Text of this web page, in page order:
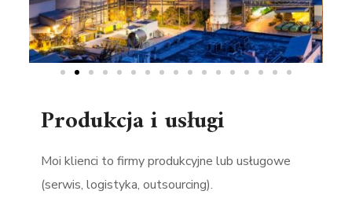
Produkcja i usługi
Moi klienci to firmy produkcyjne lub usługowe
(serwis, logistyka, outsourcing).